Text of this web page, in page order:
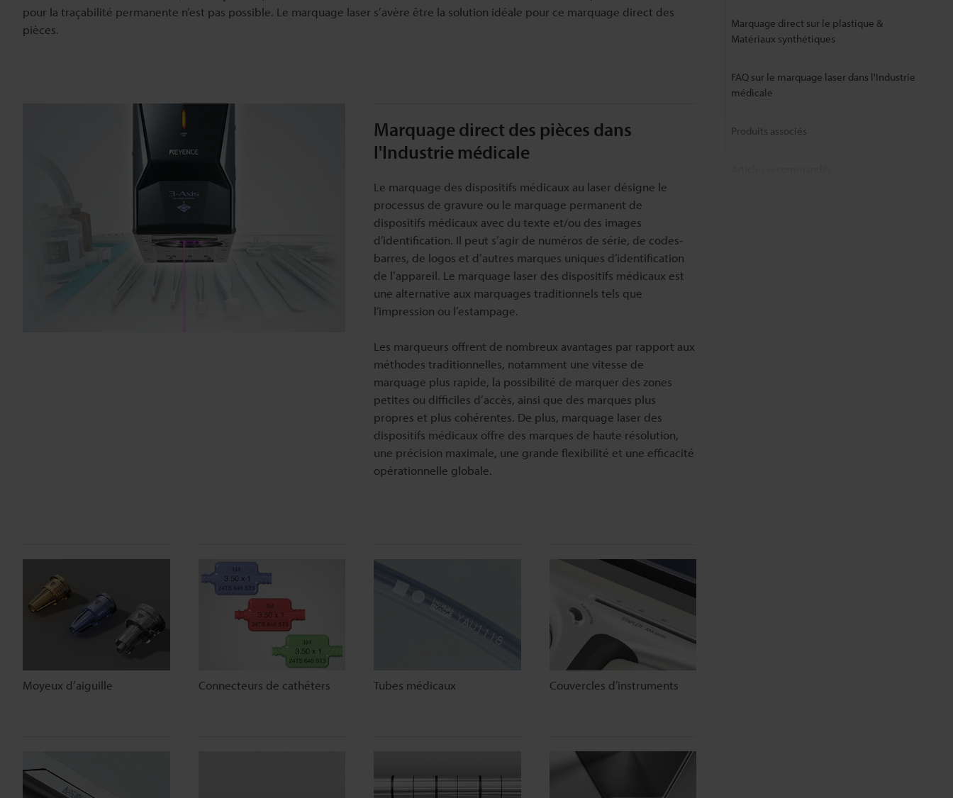
pour la traçabilité permanente n’est pas possible. Le marquage laser s’avère être la solution idéale pour ce marquage direct des
pièces.
Marquage direct des pièces dans
l'Industrie médicale
Le marquage des dispositifs médicaux au laser désigne le
processus de gravure ou le marquage permanent de
dispositifs médicaux avec du texte et/ou des images
d’identification. Il peut s’agir de numéros de série, de codes-
barres, de logos et d’autres marques uniques d’identification
de l’appareil. Le marquage laser des dispositifs médicaux est
une alternative aux marquages traditionnels tels que
l’impression ou l’estampage.
Les marqueurs offrent de nombreux avantages par rapport aux
méthodes traditionnelles, notamment une vitesse de
marquage plus rapide, la possibilité de marquer des zones
petites ou difficiles d’accès, ainsi que des marques plus
propres et plus cohérentes. De plus, marquage laser des
dispositifs médicaux offre des marques de haute résolution,
une précision maximale, une grande flexibilité et une efficacité
opérationnelle globale.
Moyeux d’aiguille Connecteurs de cathéters Tubes médicaux Couvercles d’instruments
Marquage direct sur le plastique &
Matériaux synthétiques
FAQ sur le marquage laser dans l'Industrie
médicale
Produits associés